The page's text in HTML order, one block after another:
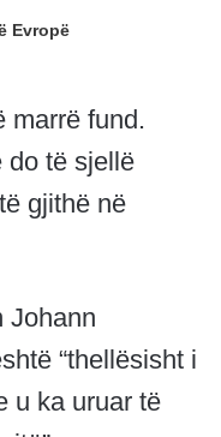
Evropë
marrë fund.
do të sjellë
gjithë në
Johann
“thellësisht i
u ka uruar të